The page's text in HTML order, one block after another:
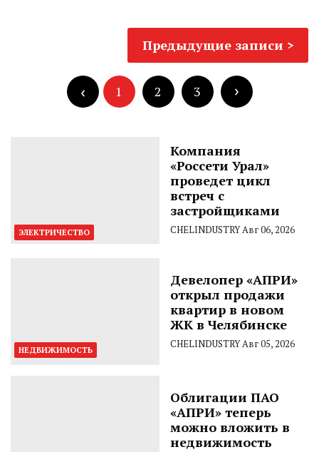
записям
Предыдущие записи
записей
1 2 3
ЭЛЕКТРИЧЕСТВО
Компания
«Россети Урал»
проведет цикл
встреч с
застройщиками
CHELINDUSTRYАвг 06, 2026
НЕДВИЖИМОСТЬ
Девелопер «АПРИ»
открыл продажи
квартир в новом
ЖК в Челябинске
CHELINDUSTRYАвг 05, 2026
Облигации ПАО
«АПРИ» теперь
можно вложить в
недвижимость